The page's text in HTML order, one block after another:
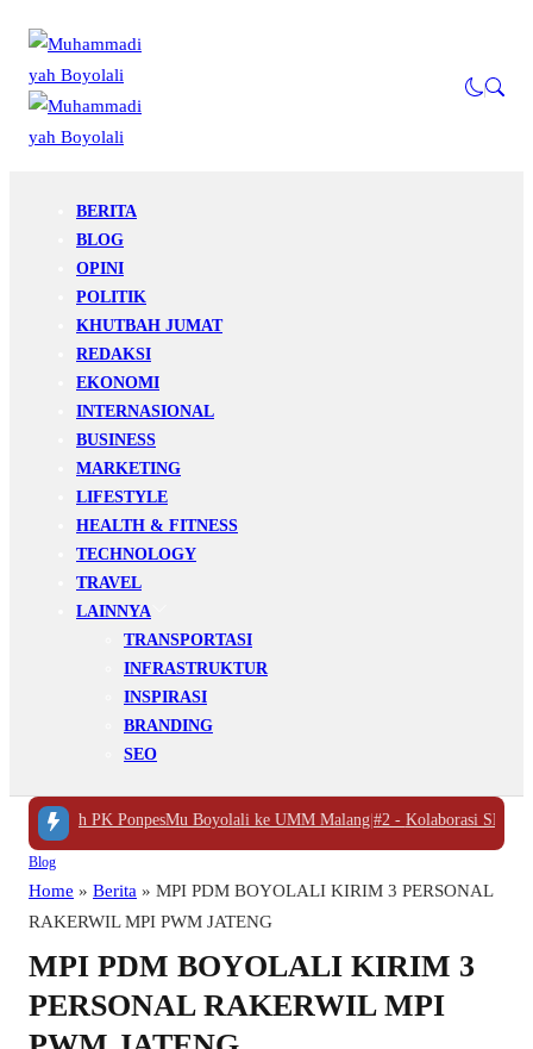
BERITA
BLOG
OPINI
POLITIK
KHUTBAH JUMAT
REDAKSI
EKONOMI
INTERNASIONAL
BUSINESS
MARKETING
LIFESTYLE
HEALTH & FITNESS
TECHNOLOGY
TRAVEL
LAINNYA
TRANSPORTASI
INFRASTRUKTUR
INSPIRASI
BRANDING
SEO
PK PonpesMu Boyolali ke UMM Malang|#2 -Kolaborasi SD
Blog
Home » Berita » MPI PDM BOYOLALI KIRIM 3 PERSONAL
RAKERWIL MPI PWM JATENG
MPI PDM BOYOLALI KIRIM 3
PERSONAL RAKERWIL MPI